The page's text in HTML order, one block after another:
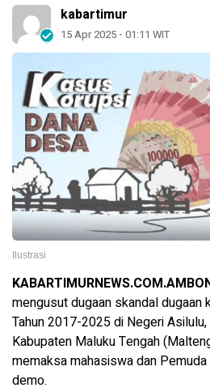
kabartimur
15 Apr 2025 - 01:11 WIT
Ilustrasi
mengusut dugaan skandal dugaan
Tahun 2017-2025 di Negeri
Kabupaten Maluku Tengah
memaksa mahasiswa dan
demo.